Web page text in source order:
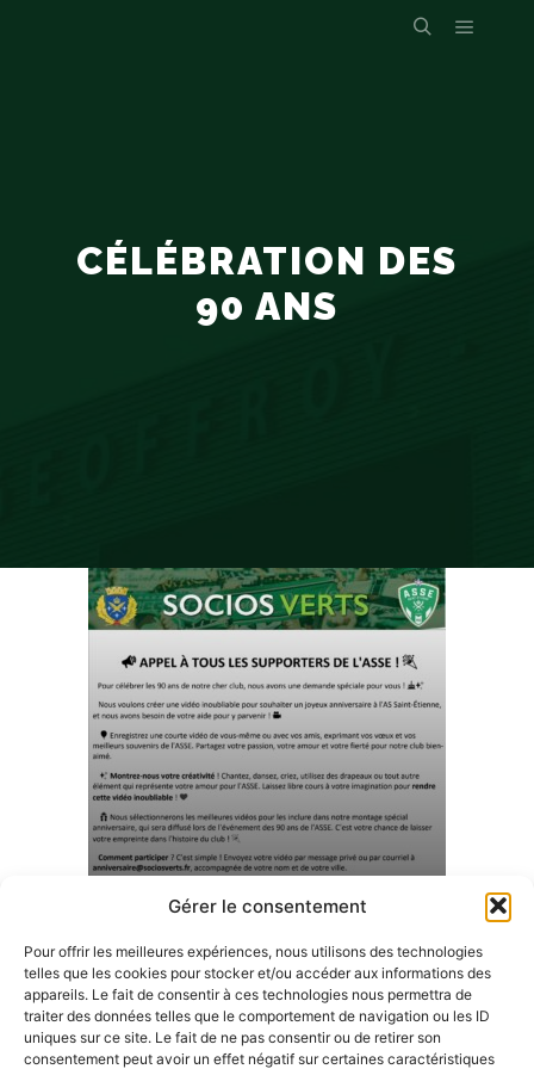
Gérer le consentement
Pour offrir les meilleures expériences, nous utilisons des technologies
telles que les cookies pour stocker et/ou accéder aux informations des
appareils. Le fait de consentir à ces technologies nous permettra de
traiter des données telles que le comportement de navigation ou les ID
uniques sur ce site. Le fait de ne pas consentir ou de retirer son
consentement peut avoir un effet négatif sur certaines caractéristiques
CÉLÉBRATION DES
90 ANS